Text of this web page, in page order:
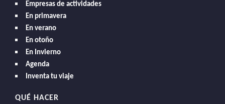
Empresas de actividades
En primavera
En verano
En otoño
En Invierno
Agenda
Inventa tu viaje
QUÉ HACER